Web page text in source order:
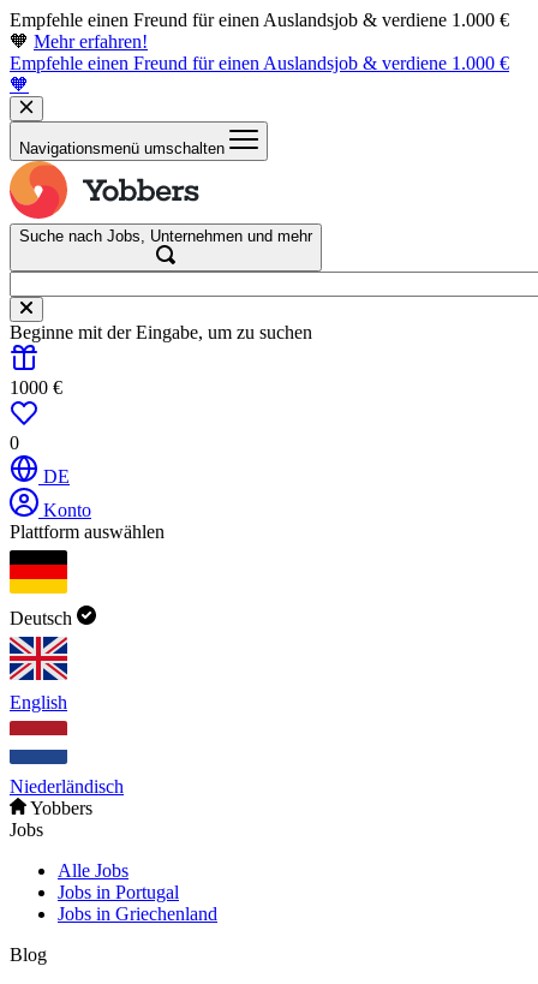
Empfehle einen Freund für einen Auslandsjob & verdiene 1.000 €
🧡 Mehr erfahren!
Empfehle einen Freund für einen Auslandsjob & verdiene 1.000 €
🧡
Navigationsmenü umschalten
Suche nach Jobs, Unternehmen und mehr
Beginne mit der Eingabe, um zu suchen
1000 €
0
DE
Konto
Plattform auswählen
Deutsch
English
Niederländisch
Yobbers
Jobs
Alle Jobs
Jobs in Portugal
Jobs in Griechenland
Blog